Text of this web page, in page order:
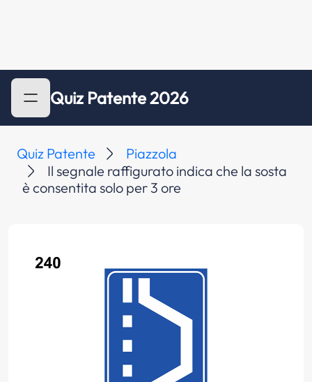
Quiz Patente 2026
Quiz Patente
Piazzola
Il segnale raffigurato indica che la sosta
è consentita solo per 3 ore